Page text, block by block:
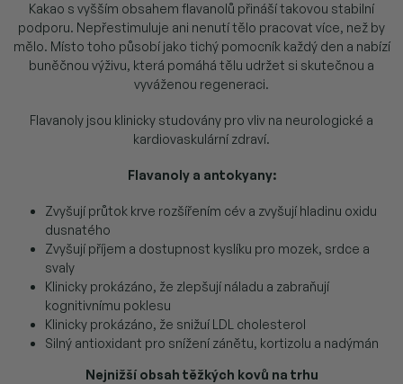
Kakao s vyšším obsahem flavanolů přináší takovou stabilní
podporu. Nepřestimuluje ani nenutí tělo pracovat více, než by
mělo. Místo toho působí jako tichý pomocník každý den a nabízí
buněčnou výživu, která pomáhá tělu udržet si skutečnou a
vyváženou regeneraci.
Flavanoly jsou klinicky studovány pro vliv na neurologické a
kardiovaskulární zdraví.
Flavanoly a antokyany:
Zvyšují průtok krve rozšířením cév a zvyšují hladinu oxidu
dusnatého
Zvyšují příjem a dostupnost kyslíku pro mozek, srdce a
svaly
Klinicky prokázáno, že zlepšují náladu a zabraňují
kognitivnímu poklesu
Klinicky prokázáno, že snižuí LDL cholesterol
Silný antioxidant pro snížení zánětu, kortizolu a nadýmán
Nejnižší obsah těžkých kovů na trhu